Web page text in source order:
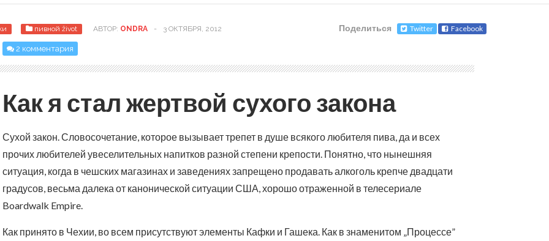
пивной život АВТОР: ONDRA - 3 ОКТЯБРЯ, 2012 Поделиться Twitter Facebook
2 комментария
Как я стал жертвой сухого закона
Сухой закон. Словосочетание, которое вызывает трепет в душе всякого любителя пива, да и всех
прочих любителей увеселительных напитков разной степени крепости. Понятно, что нынешняя
ситуация, когда в чешских магазинах и заведениях запрещено продавать алкоголь крепче двадцати
градусов, весьма далека от канонической ситуации США, хорошо отраженной в телесериале
Boardwalk Empire.
Как принято в Чехии, во всем присутствуют элементы Кафки и Гашека. Как в знаменитом „Процессе”